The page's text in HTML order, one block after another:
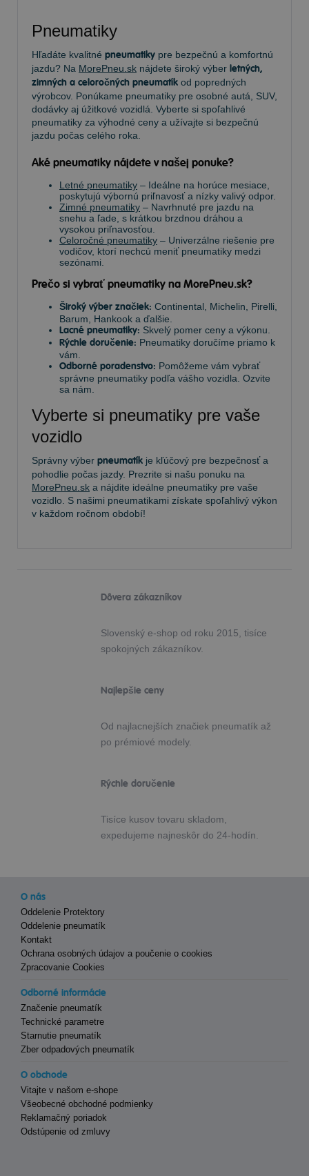
Pneumatiky
Hľadáte kvalitné pneumatiky pre bezpečnú a komfortnú
jazdu? Na MorePneu.sk nájdete široký výber letných,
zimných a celoročných pneumatík od popredných
výrobcov. Ponúkame pneumatiky pre osobné autá, SUV,
dodávky aj úžitkové vozidlá. Vyberte si spoľahlivé
pneumatiky za výhodné ceny a užívajte si bezpečnú
jazdu počas celého roka.
Aké pneumatiky nájdete v našej ponuke?
Letné pneumatiky – Ideálne na horúce mesiace,
poskytujú výbornú priľnavosť a nízky valivý odpor.
Zimné pneumatiky – Navrhnuté pre jazdu na
snehu a ľade, s krátkou brzdnou dráhou a
vysokou priľnavosťou.
Celoročné pneumatiky – Univerzálne riešenie pre
vodičov, ktorí nechcú meniť pneumatiky medzi
sezónami.
Prečo si vybrať pneumatiky na MorePneu.sk?
Široký výber značiek: Continental, Michelin, Pirelli,
Barum, Hankook a ďalšie.
Lacné pneumatiky: Skvelý pomer ceny a výkonu.
Rýchle doručenie: Pneumatiky doručíme priamo k
vám.
Odborné poradenstvo: Pomôžeme vám vybrať
správne pneumatiky podľa vášho vozidla. Ozvite
sa nám.
Vyberte si pneumatiky pre vaše
vozidlo
Správny výber pneumatík je kľúčový pre bezpečnosť a
pohodlie počas jazdy. Prezrite si našu ponuku na
MorePneu.sk a nájdite ideálne pneumatiky pre vaše
vozidlo. S našimi pneumatikami získate spoľahlivý výkon
v každom ročnom období!
Dôvera zákazníkov
Slovenský e-shop od roku 2015, tisíce
spokojných zákazníkov.
Najlepšie ceny
Od najlacnejších značiek pneumatík až
po prémiové modely.
Rýchle doručenie
Tisíce kusov tovaru skladom,
expedujeme najneskôr do 24-hodín.
O nás
Oddelenie Protektory
Oddelenie pneumatík
Kontakt
Ochrana osobných údajov a poučenie o cookies
Zpracovanie Cookies
Odborné informácie
Značenie pneumatík
Technické parametre
Starnutie pneumatík
Zber odpadových pneumatík
O obchode
Vitajte v našom e-shope
Všeobecné obchodné podmienky
Reklamačný poriadok
Odstúpenie od zmluvy